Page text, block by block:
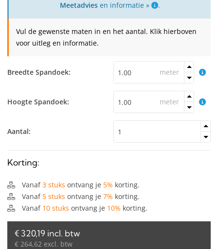
Meetadviesen informatie » .
Vul de gewenste maten in en het aantal. Klik hierboven
voor uitleg en informatie.
Breedte Spandoek: meter
Hoogte Spandoek: meter
Aantal:
Korting:
Vanaf3 stuks ontvang je 5% korting.
Vanaf 5 stuks ontvang je 7% korting.
Vanaf 10 stuks ontvang je 10% korting.
€ 320,19 incl. btw
€ 264,62 excl. btw